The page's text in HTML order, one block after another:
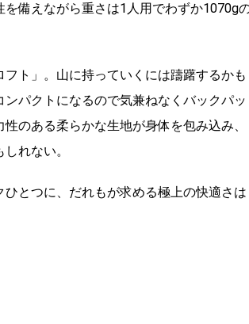
備えながら重さは1人用でわずか1070g
ト」。山に持っていくには躊躇するかも
パクトになるので気兼ねなくバックパッ
のある柔らかな生地が身体を包み込み、
れない。
とつに、だれもが求める極上の快適さは